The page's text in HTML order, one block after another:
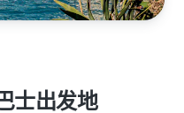
士出发地